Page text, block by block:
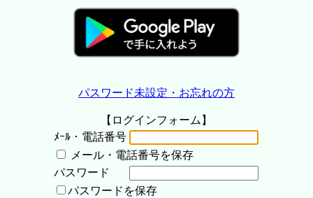
パスワード未設定・お忘れの方
【ログインフォーム】
ﾒｰﾙ・電話番号
メール・電話番号を保存
パスワード
パスワードを保存